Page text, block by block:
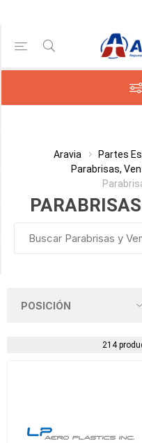
Aravia
Partes
Parabrisas,
214
Gama de precios
Min:$
Categoría
Disponible